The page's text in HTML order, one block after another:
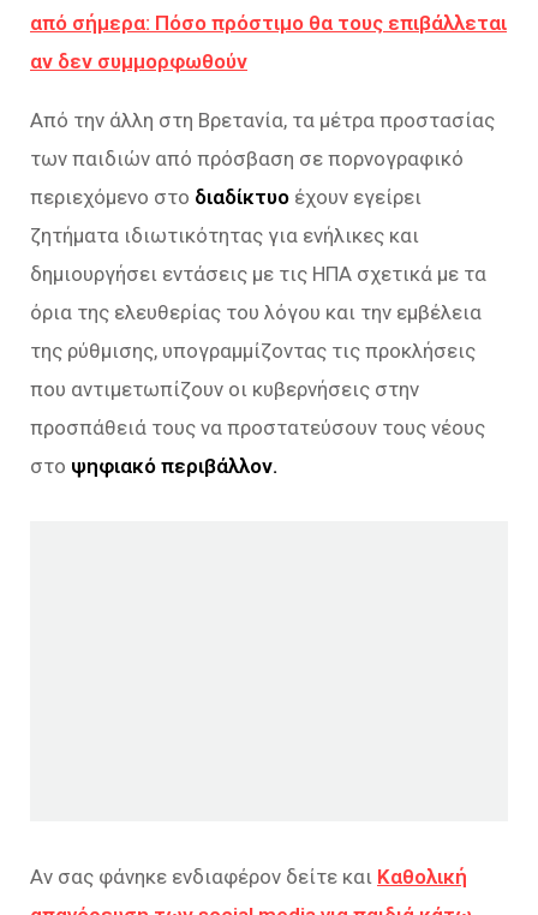
από σήμερα: Πόσο πρόστιμο θα τους επιβάλλεται
αν δεν συμμορφωθούν
Από την άλλη στη Βρετανία, τα μέτρα προστασίας
των παιδιών από πρόσβαση σε πορνογραφικό
περιεχόμενο στο διαδίκτυο έχουν εγείρει
ζητήματα ιδιωτικότητας για ενήλικες και
δημιουργήσει εντάσεις με τις ΗΠΑ σχετικά με τα
όρια της ελευθερίας του λόγου και την εμβέλεια
της ρύθμισης, υπογραμμίζοντας τις προκλήσεις
που αντιμετωπίζουν οι κυβερνήσεις στην
προσπάθειά τους να προστατεύσουν τους νέους
στο ψηφιακό περιβάλλον.
Αν σας φάνηκε ενδιαφέρον δείτε και Καθολική